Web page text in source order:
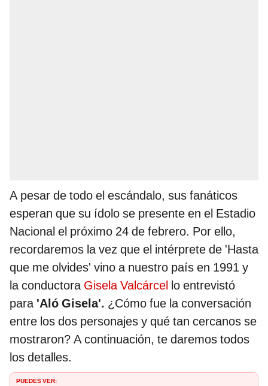
A pesar de todo el escándalo, sus fanáticos
esperan que su ídolo se presente en el Estadio
Nacional el próximo 24 de febrero. Por ello,
recordaremos la vez que el intérprete de 'Hasta
que me olvides' vino a nuestro país en 1991 y
la conductoraGisela Valcárcel lo entrevistó
para 'Aló Gisela'. ¿Cómo fue la conversación
entre los dos personajes y qué tan cercanos se
mostraron? A continuación, te daremos todos
los detalles.
PUEDES VER: